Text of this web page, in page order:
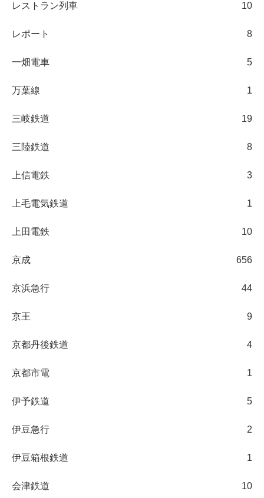
レストラン列車 10
レポート 8
一畑電車 5
万葉線 1
三岐鉄道 19
三陸鉄道 8
上信電鉄 3
上毛電気鉄道 1
上田電鉄 10
京成 656
京浜急行 44
京王 9
京都丹後鉄道 4
京都市電 1
伊予鉄道 5
伊豆急行 2
伊豆箱根鉄道 1
会津鉄道 10